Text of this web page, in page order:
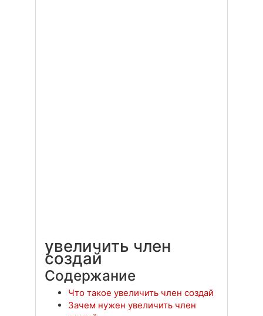
увеличить член
создай
Содержание
Что такое увеличить член создай
Зачем нужен увеличить член